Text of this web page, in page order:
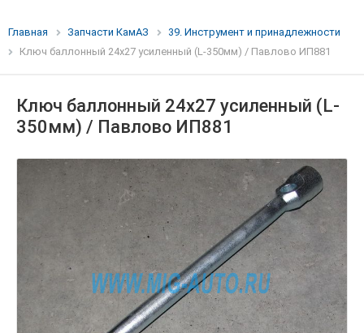
Главная Запчасти КамАЗ
39. Инструмент и принадлежности
Ключ баллонный 24х27 усиленный (L-350мм) / Павлово ИП881
Ключ баллонный 24х27 усиленный (L-
350мм) / Павлово ИП881